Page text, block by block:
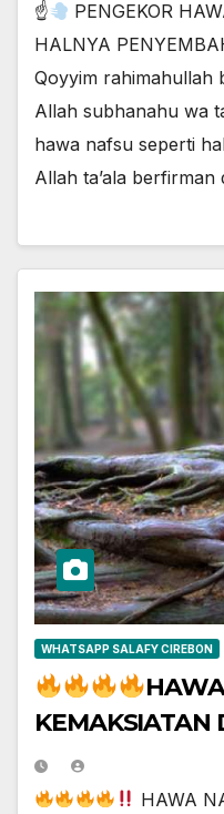
☝
PENGEKOR
HALNYA
Qoyyim rahimahullah
Allah subhanahu wa
hawa nafsu seperti
Allah ta’ala berfirman
WHATSAPP SALAFY CIREBON
KEMAKSIATAN
HAWA